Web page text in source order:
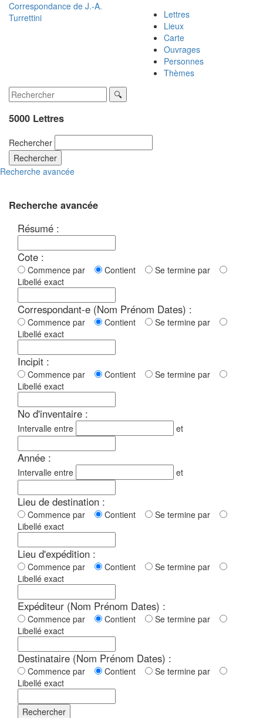
Correspondance de J.-A.
Turrettini
Lettres
Lieux
Carte
Ouvrages
Personnes
Thèmes
5000 Lettres
Rechercher
Rechercher
Recherche avancée
Recherche avancée
Résumé :
Cote :
Commence par Contient
Se termine par
Libellé exact
Correspondant-e (Nom Prénom Dates) :
Commence par Contient
Se termine par
Libellé exact
Incipit :
Commence par Contient
Se termine par
Libellé exact
No d'inventaire :
Intervalle entre et
Année :
Intervalle entre et
Lieu de destination :
Commence par Contient
Se termine par
Libellé exact
Lieu d'expédition :
Commence par Contient
Se termine par
Libellé exact
Expéditeur (Nom Prénom Dates) :
Commence par Contient
Se termine par
Libellé exact
Destinataire (Nom Prénom Dates) :
Commence par Contient
Se termine par
Libellé exact
Rechercher